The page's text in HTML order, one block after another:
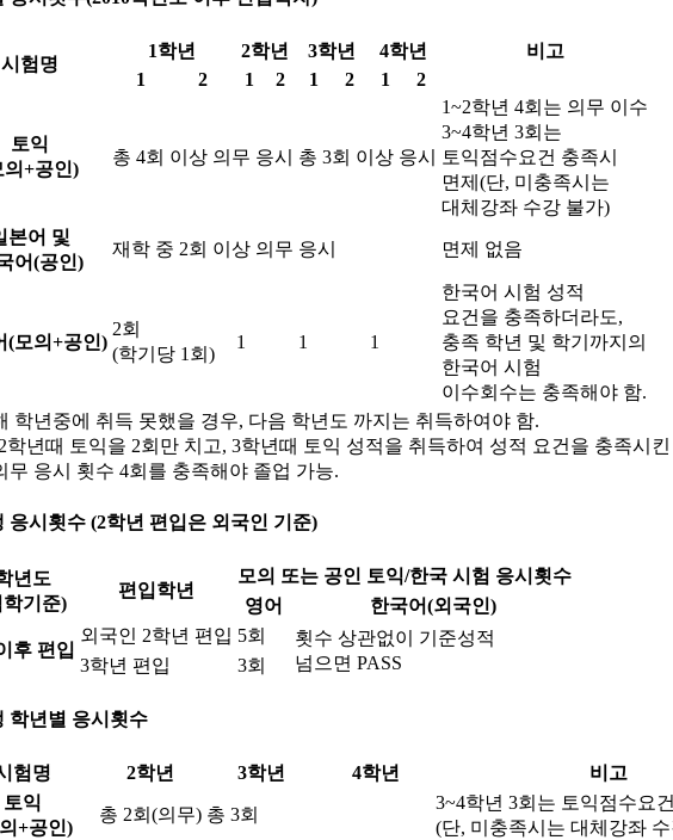
시험명
1학년 2학년 3학년 4학년
비고
1
2 1 2 1 2 1 2
토익
의+공인)
총 4회 이상 의무 응시 총 3회 이상 응시
1~2학년 4회는 의무 이수
3~4학년 3회는
토익점수요건 충족시
면제(단, 미충족시는
대체강좌 수강 불가)
본어 및
어(공인)
재학 중 2회 이상 의무 응시 면제 없음
(모의+공인)
2회
(학기당 1회)
1 1 1
한국어 시험 성적
요건을 충족하더라도,
충족 학년 및 학기까지의
한국어 시험
이수회수는 충족해야 함.
학년중에 취득 못했을 경우, 다음 학년도 까지는 취득하여야 함.
학년때 토익을 2회만 치고, 3학년때 토익 성적을 취득하여 성적 요건을 충족시
무 응시 횟수 4회를 충족해야 졸업 가능.
응시횟수 (2학년 편입은 외국인 기준)
년도
기준)
편입학년
모의 또는 공인 토익/한국 시험 응시횟수
영어
한국어(외국인)
후 편입
외국인 2학년 편입 5회
횟수 상관없이 기준성적
넘으면 PASS
3학년 편입 3회
학년별 응시횟수
험명 2학년 3학년 4학년
비고
토익
+공인)
총 2회(의무) 총 3회
3~4학년 3회는 토익점수요
(단, 미충족시는 대체강좌